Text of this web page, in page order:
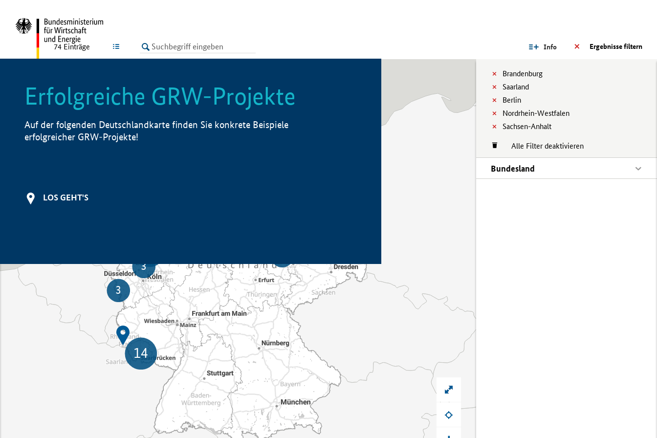
LISTE Ergebnisse filtern
Info
Brandenburg
Saarland
Berlin
Nordrhein-Westfalen
Sachsen-Anhalt
Alle Filter deaktivieren
Bundesland
74 Einträge
Erfolgreiche GRW-Projekte
Auf der folgenden Deutschlandkarte finden Sie konkrete Beispiele
erfolgreicher GRW-Projekte!
LOS GEHT'S